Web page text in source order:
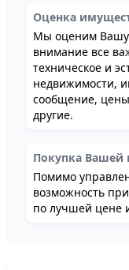
Оценка
Мы оценим Вашу
внимание все
техническое и
недвижимости,
сообщение,
другие.
Покупка Вашей
Помимо
возможность
по лучшей цене